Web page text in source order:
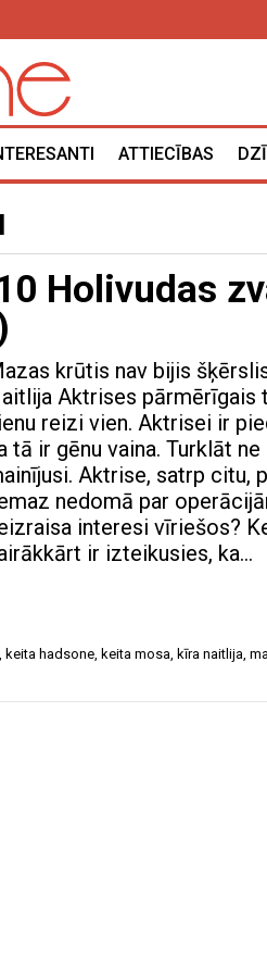
ATTIECĪBAS
Holivudas
krūtis nav bijis
Aktrises pārmērīgais
reizi vien. Aktrisei ir
tā ir gēnu vaina. Turklāt
Aktrise, satrp citu,
nedomā par
interesi vīriešos?
ir izteikusies, ka…
, keita hadsone, keita mosa, kīra naitlija,